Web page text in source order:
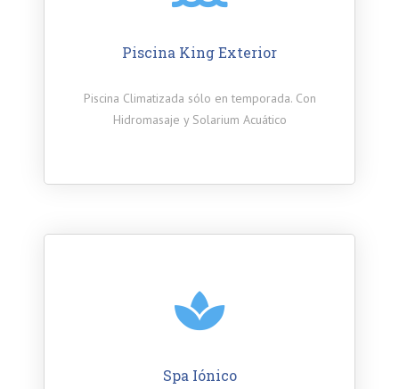
Piscina King Exterior
Piscina Climatizada sólo en temporada. Con
Hidromasaje y Solarium Acuático
Spa Iónico